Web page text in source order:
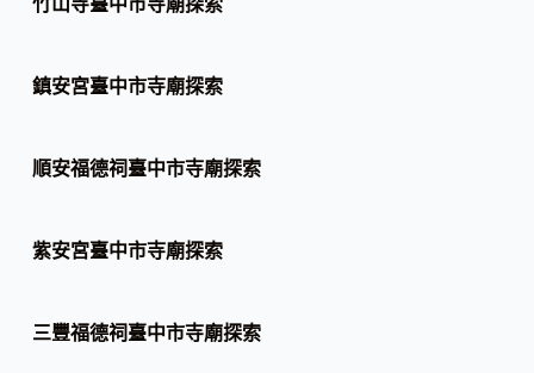
鎮安宮臺中市寺廟探索
順安福德祠臺中市寺廟探索
紫安宮臺中市寺廟探索
三豐福德祠臺中市寺廟探索